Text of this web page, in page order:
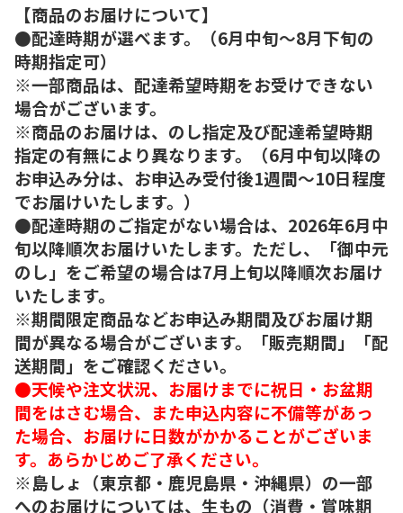
【商品のお届けについて】
●配達時期が選べます。（6月中旬～8月下旬の
時期指定可）
※一部商品は、配達希望時期をお受けできない
場合がございます。
※商品のお届けは、のし指定及び配達希望時期
指定の有無により異なります。（6月中旬以降の
お申込み分は、お申込み受付後1週間～10日程度
でお届けいたします。）
●配達時期のご指定がない場合は、2026年6月中
旬以降順次お届けいたします。ただし、「御中元
のし」をご希望の場合は7月上旬以降順次お届け
いたします。
※期間限定商品などお申込み期間及びお届け期
間が異なる場合がございます。「販売期間」「配
送期間」をご確認ください。
●天候や注文状況、お届けまでに祝日・お盆期
間をはさむ場合、また申込内容に不備等があっ
た場合、お届けに日数がかかることがございま
す。あらかじめご了承ください。
※島しょ（東京都・鹿児島県・沖縄県）の一部
へのお届けについては、生もの（消費・賞味期